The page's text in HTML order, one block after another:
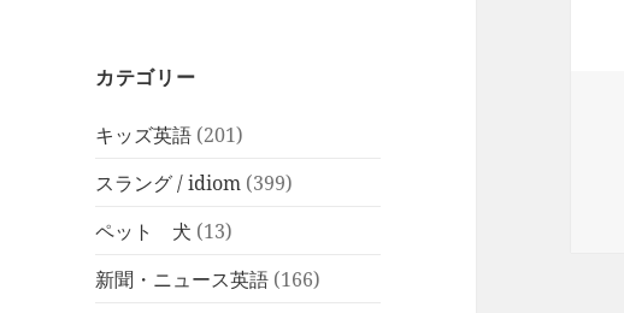
カテゴリー
キッズ英語 (201)
スラング / idiom (399)
ペット 犬 (13)
新聞・ニュース英語 (166)